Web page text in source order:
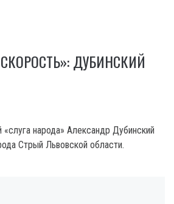
ДУБИНСКИЙ
народа» Александр Дубинский
Стрый Львовской области.